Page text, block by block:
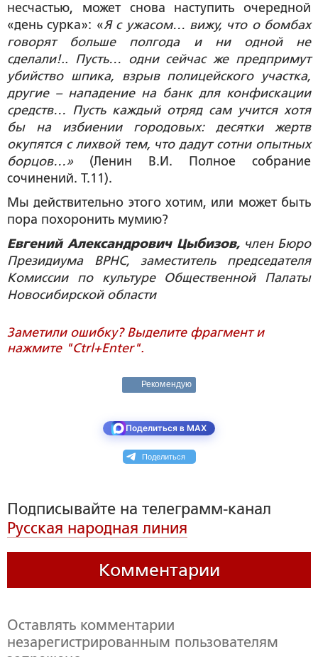
несчастью, может снова наступить очередной
«день сурка»: «Я с ужасом… вижу, что о бомбах
говорят больше полгода и ни одной не
сделали!.. Пусть… одни сейчас же предпримут
убийство шпика, взрыв полицейского участка,
другие – нападение на банк для конфискации
средств… Пусть каждый отряд сам учится хотя
бы на избиении городовых: десятки жертв
окупятся с лихвой тем, что дадут сотни опытных
борцов…» (Ленин В.И. Полное собрание
сочинений. Т.11).
Мы действительно этого хотим, или может быть
пора похоронить мумию?
Евгений Александрович Цыбизов, член Бюро
Президиума ВРНС, заместитель председателя
Комиссии по культуре Общественной Палаты
Новосибирской области
Заметили ошибку? Выделите фрагмент и
нажмите "Ctrl+Enter".
Рекомендую
Поделиться в MAX
Поделиться
Подписывайте на телеграмм-канал
Русская народная линия
Комментарии
Оставлять комментарии
незарегистрированным пользователям